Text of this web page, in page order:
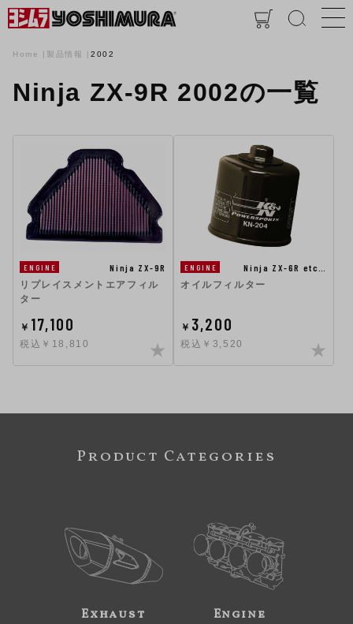
Home 製品情報 2002
Ninja ZX-9R 2002の一覧
ENGINE
Ninja ZX-9R
リプレイスメントエアフィル
ター
￥ 17,100
税込￥18,810
ENGINE
Ninja ZX-6R etc…
オイルフィルター
￥ 3,200
税込￥3,520
Product Categories
Exhaust Engine